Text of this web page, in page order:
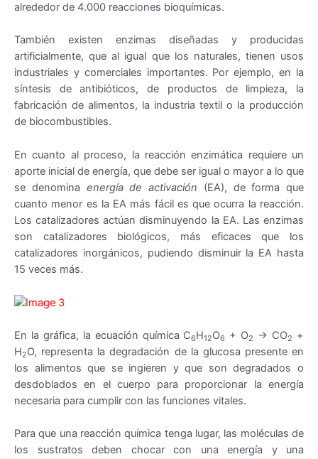
alrededor de 4.000 reacciones bioquímicas.
También existen enzimas diseñadas y producidas
artificialmente, que al igual que los naturales, tienen usos
industriales y comerciales importantes. Por ejemplo, en la
síntesis de antibióticos, de productos de limpieza, la
fabricación de alimentos, la industria textil o la producción
de biocombustibles.
En cuanto al proceso, la reacción enzimática requiere un
aporte inicial de energía, que debe ser igual o mayor a lo que
se denomina energía de activación (EA), de forma que
cuanto menor es la EA más fácil es que ocurra la reacción.
Los catalizadores actúan disminuyendo la EA. Las enzimas
son catalizadores biológicos, más eficaces que los
catalizadores inorgánicos, pudiendo disminuir la EA hasta
15 veces más.
En la gráfica, la ecuación química C6H12O6 + O2 → CO2 +
H2O, representa la degradación de la glucosa presente en
los alimentos que se ingieren y que son degradados o
desdoblados en el cuerpo para proporcionar la energía
necesaria para cumplir con las funciones vitales.
Para que una reacción química tenga lugar, las moléculas de
los sustratos deben chocar con una energía y una